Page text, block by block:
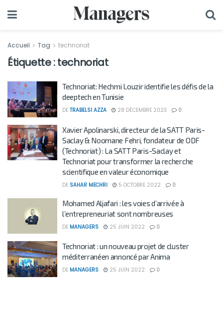
Accueil Tag technoriat
Étiquette :technoriat
Technoriat: Hechmi Louzir identifie les défis de la
deeptech en Tunisie
DE TRABELSI AZZA 28 DÉCEMBRE 2023 0
Xavier Apolinarski, directeur de la SATT Paris-
Saclay & Noomane Fehri, fondateur de ODF
(Technoriat) : La SATT Paris-Saclay et
Technoriat pour transformer la recherche
scientifique en valeur économique
DE SAHAR MECHRI 5 OCTOBRE 2022 0
Mohamed Aljafari : les voies d’arrivée à
l’entrepreneuriat sont nombreuses
DE MANAGERS 25 JUIN 2022 0
Technoriat : un nouveau projet de cluster
méditerranéen annoncé par Anima
DE MANAGERS 25 JUIN 2022 0